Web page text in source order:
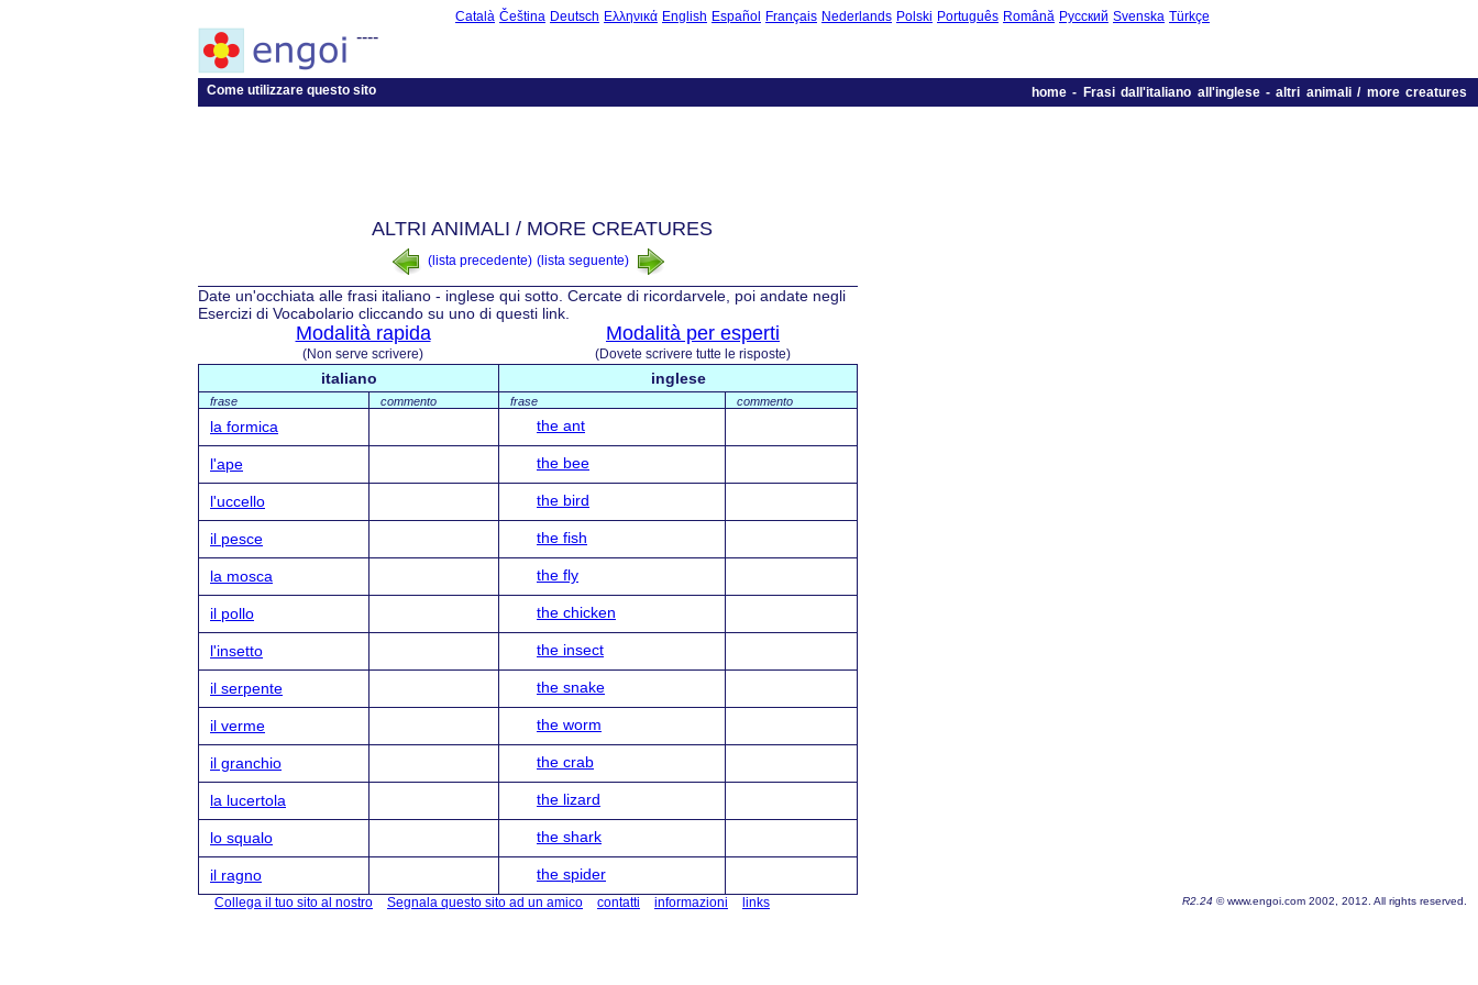
Català Čeština Deutsch Ελληνικά English Español Français Nederlands Polski Português Română Русский Svenska Türkçe
----
Come utilizzare questo sito home- Frasi dall'italiano all'inglese-altri animali / more creatures
ALTRI ANIMALI / MORE CREATURES
(lista precedente) (lista seguente)
Date un'occhiata alle frasi italiano - inglese qui sotto. Cercate di ricordarvele, poi andate negli
Esercizi di Vocabolario cliccando su uno di questi link.
Modalità rapida
(Non serve scrivere)
Modalità per esperti
(Dovete scrivere tutte le risposte)
italiano inglese
frase commento frase commento
la formica the ant
l'ape the bee
l'uccello the bird
il pesce the fish
la mosca the fly
il pollo the chicken
l'insetto the insect
il serpente the snake
il verme the worm
il granchio the crab
la lucertola the lizard
lo squalo the shark
il ragno the spider
Collega il tuo sito al nostro Segnala questo sito ad un amico contatti informazioni links R2.24 © www.engoi.com 2002, 2012. All rights reserved.